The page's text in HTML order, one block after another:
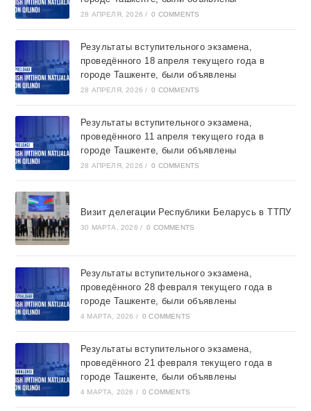
28 АПРЕЛЯ, 2026 / 0 COMMENTS
Результаты вступительного экзамена,
проведённого 18 апреля текущего года в
городе Ташкентe, были объявлены
28 АПРЕЛЯ, 2026 / 0 COMMENTS
Результаты вступительного экзамена,
проведённого 11 апреля текущего года в
городе Ташкентe, были объявлены
28 АПРЕЛЯ, 2026 / 0 COMMENTS
Визит делегации Республики Беларусь в ТТПУ
30 МАРТА, 2026 / 0 COMMENTS
Результаты вступительного экзамена,
проведённого 28 февраля текущего года в
городе Ташкентe, были объявлены
4 МАРТА, 2026 / 0 COMMENTS
Результаты вступительного экзамена,
проведённого 21 февраля текущего года в
городе Ташкентe, были объявлены
4 МАРТА, 2026 / 0 COMMENTS